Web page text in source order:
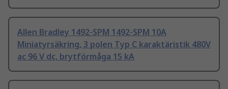
Allen Bradley 1492-SPM 1492-SPM 10A
Miniatyrsäkring, 3 polen Typ C karaktäristik 480V
ac 96 V dc, brytförmåga 15 kA